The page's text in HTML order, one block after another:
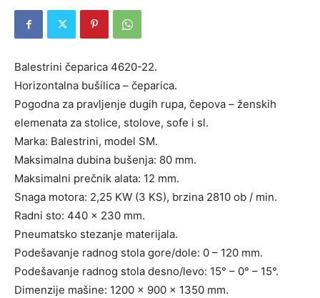
Balestrini čeparica 4620-22.
Horizontalna bušilica – čeparica.
Pogodna za pravljenje dugih rupa, čepova – ženskih
elemenata za stolice, stolove, sofe i sl.
Marka: Balestrini, model SM.
Maksimalna dubina bušenja: 80 mm.
Maksimalni prečnik alata: 12 mm.
Snaga motora: 2,25 KW (3 KS), brzina 2810 ob / min.
Radni sto: 440 x 230 mm.
Pneumatsko stezanje materijala.
Podešavanje radnog stola gore/dole: 0 – 120 mm.
Podešavanje radnog stola desno/levo: 15° – 0° – 15°.
Dimenzije mašine: 1200 x 900 x 1350 mm.